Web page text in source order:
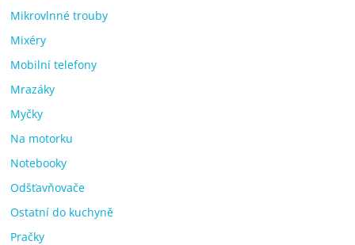
Mikrovlnné trouby
Mixéry
Mobilní telefony
Mrazáky
Myčky
Na motorku
Notebooky
Odšťavňovače
Ostatní do kuchyně
Pračky